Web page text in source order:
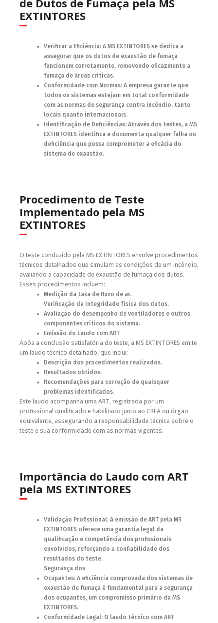
de Dutos de Fumaça pela MS
EXTINTORES
Verificar a Eficiência: A MS EXTINTORES se dedica a
assegurar que os dutos de exaustão de fumaça
funcionem corretamente, removendo eficazmente a
fumaça de áreas críticas.
Conformidade com Normas: A empresa garante que
todos os sistemas estejam em total conformidade
com as normas de segurança contra incêndio, tanto
locais quanto internacionais.
Identificação de Deficiências: Através dos testes, a MS
EXTINTORES identifica e documenta qualquer falha ou
deficiência que possa comprometer a eficácia do
sistema de exaustão.
Procedimento de Teste
Implementado pela MS
EXTINTORES
O teste conduzido pela MS EXTINTORES envolve procedimentos
técnicos detalhados que simulam as condições de um incêndio,
avaliando a capacidade de exaustão de fumaça dos dutos.
Esses procedimentos incluem:
Medição da taxa de fluxo de ar.
Verificação da integridade física dos dutos.
Avaliação do desempenho de ventiladores e outros
componentes críticos do sistema.
Emissão do Laudo com ART
Após a conclusão satisfatória do teste, a MS EXTINTORES emite
um laudo técnico detalhado, que inclui:
Descrição dos procedimentos realizados.
Resultados obtidos.
Recomendações para correção de quaisquer
problemas identificados.
Este laudo acompanha uma ART, registrada por um
profissional qualificado e habilitado junto ao CREA ou órgão
equivalente, assegurando a responsabilidade técnica sobre o
teste e sua conformidade com as normas vigentes.
Importância do Laudo com ART
pela MS EXTINTORES
Validação Profissional: A emissão de ART pela MS
EXTINTORES oferece uma garantia legal da
qualificação e competência dos profissionais
envolvidos, reforçando a confiabilidade dos
resultados do teste.
Segurança dos
Ocupantes: A eficiência comprovada dos sistemas de
exaustão de fumaça é fundamental para a segurança
dos ocupantes, um compromisso primário da MS
EXTINTORES.
Conformidade Legal: O laudo técnico com ART